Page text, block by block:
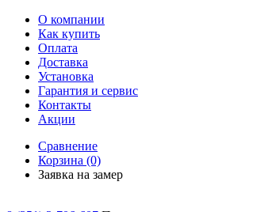
О компании
Как купить
Оплата
Доставка
Установка
Гарантия и сервис
Контакты
Акции
Сравнение
Корзина (0)
Заявка на замер